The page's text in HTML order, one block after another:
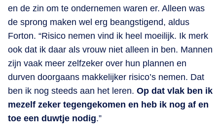
en de zin om te ondernemen waren er. Alleen was
de sprong maken wel erg beangstigend, aldus
Forton. “Risico nemen vind ik heel moeilijk. Ik merk
ook dat ik daar als vrouw niet alleen in ben. Mannen
zijn vaak meer zelfzeker over hun plannen en
durven doorgaans makkelijker risico’s nemen. Dat
ben ik nog steeds aan het leren. Op dat vlak ben ik
mezelf zeker tegengekomen en heb ik nog af en
toe een duwtje nodig.”